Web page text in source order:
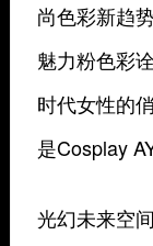
尚色彩新趋
魅力粉色彩
时代女性的
是Cosplay
光幻未来空